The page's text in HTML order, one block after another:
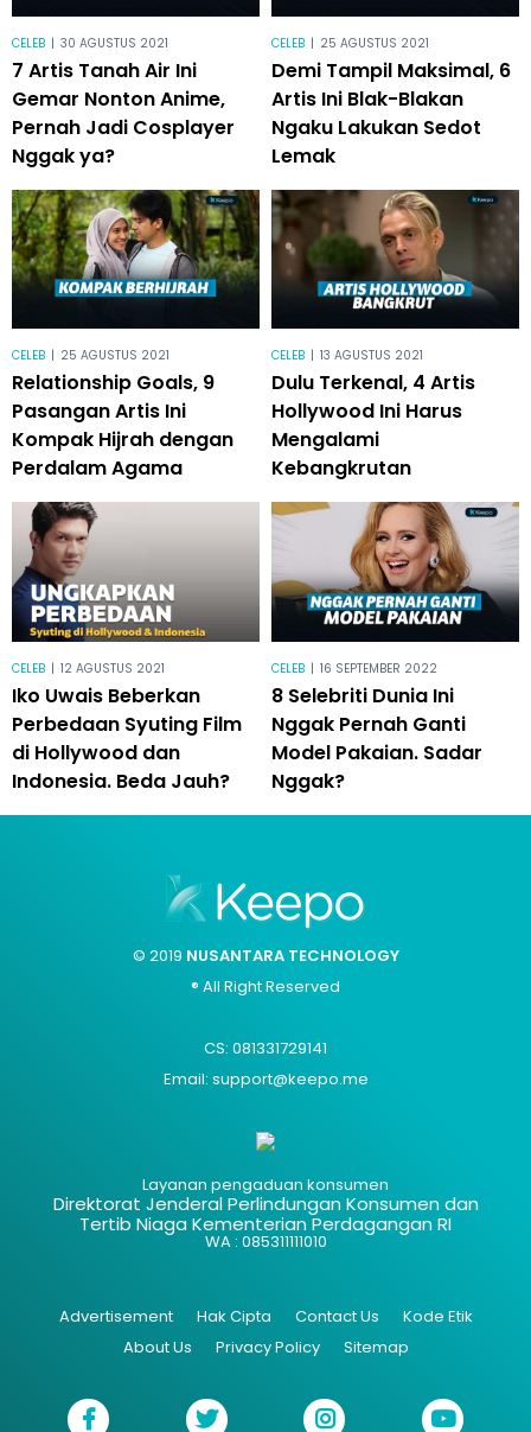
CELEB | 30 AGUSTUS 2021
7 Artis Tanah Air Ini
Gemar Nonton Anime,
Pernah Jadi Cosplayer
Nggak ya?
CELEB | 25 AGUSTUS 2021
Demi Tampil Maksimal, 6
Artis Ini Blak-Blakan
Ngaku Lakukan Sedot
Lemak
CELEB | 25 AGUSTUS 2021
Relationship Goals, 9
Pasangan Artis Ini
Kompak Hijrah dengan
Perdalam Agama
CELEB | 13 AGUSTUS 2021
Dulu Terkenal, 4 Artis
Hollywood Ini Harus
Mengalami
Kebangkrutan
CELEB | 12 AGUSTUS 2021
Iko Uwais Beberkan
Perbedaan Syuting Film
di Hollywood dan
Indonesia. Beda Jauh?
CELEB | 16 SEPTEMBER 2022
8 Selebriti Dunia Ini
Nggak Pernah Ganti
Model Pakaian. Sadar
Nggak?
© 2019 NUSANTARA TECHNOLOGY
® All Right Reserved
CS: 081331729141
Email: support@keepo.me
Layanan pengaduan konsumen
Direktorat Jenderal Perlindungan Konsumen dan
Tertib Niaga Kementerian Perdagangan RI
WA : 085311111010
Advertisement Hak Cipta Contact Us
Kode Etik
About Us
Privacy Policy Sitemap